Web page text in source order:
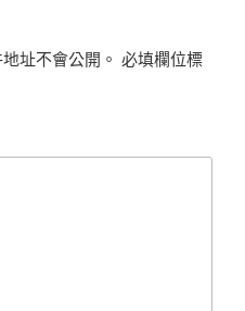
址不會公開。 必填欄位標